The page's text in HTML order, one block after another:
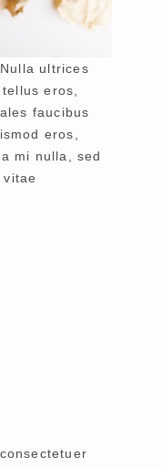
ultrices
eros,
faucibus
eros,
mi nulla, sed